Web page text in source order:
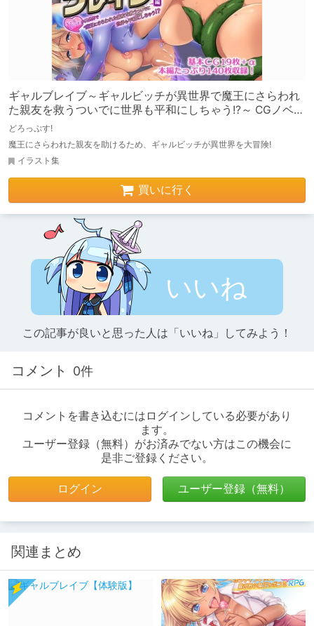
ギャルブレイブ～ギャルビッチが異世界で魔王にさらわれ
た親友を救うついでに世界も平和にしちゃう!?～ CGノベル
版 前編
どろっぷす!
魔王にさらわれた親友を助けるため、ギャルビッチが異世界を大冒険!
イラスト集
買いに行く
いいね
この記事が良いと思った人は「いいね」してみよう！
コメント 0件
コメントを書き込むにはログインしている必要があり
ます。
ユーザー登録（無料）がお済みでない方はこの機会に
是非ご登録ください。
ログイン ユーザー登録（無料）
関連まとめ